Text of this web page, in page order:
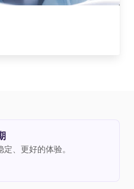
、更好的体验。